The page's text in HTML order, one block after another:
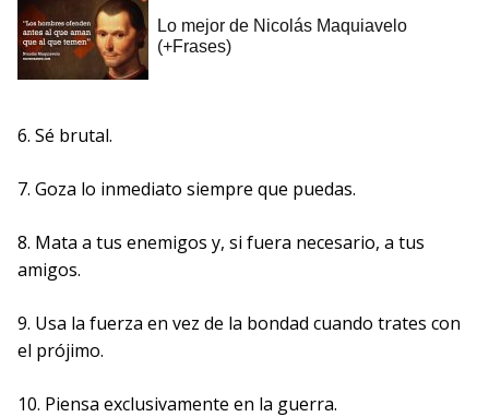
6. Sé brutal.
7. Goza lo inmediato siempre que puedas.
8. Mata a tus enemigos y, si fuera necesario, a tus
amigos.
9. Usa la fuerza en vez de la bondad cuando trates con
el prójimo.
10. Piensa exclusivamente en la guerra.